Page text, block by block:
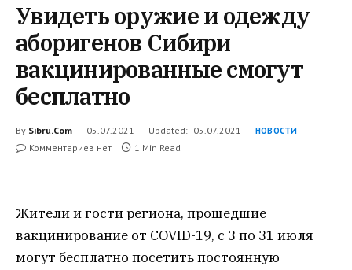
Увидеть оружие и одежду
аборигенов Сибири
вакцинированные смогут
бесплатно
By Sibru.Com 05.07.2021 Updated: 05.07.2021 НОВОСТИ
Комментариев нет 1 Min Read
Жители и гости региона, прошедшие
вакцинирование от COVID-19, с 3 по 31 июля
могут бесплатно посетить постоянную